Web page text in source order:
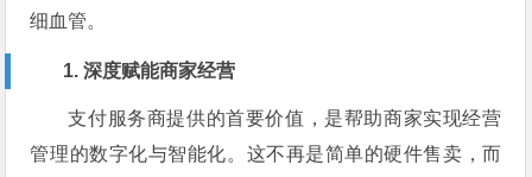
细血管。
1. 深度赋能商家经营
支付服务商提供的首要价值，是帮助商家实现经营
管理的数字化与智能化。这不再是简单的硬件售卖，而